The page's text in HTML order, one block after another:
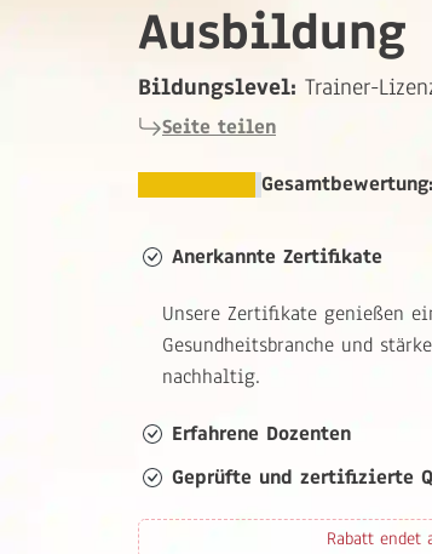
Ausbildung
Bildungslevel: Trainer-
Seite teilen
Gesamtbewertung:
Anerkannte Zertifikate
Unsere Zertifikate genießen
Gesundheitsbranche und
nachhaltig.
Erfahrene Dozenten
Geprüfte und zertifizierte
Rabatt endet